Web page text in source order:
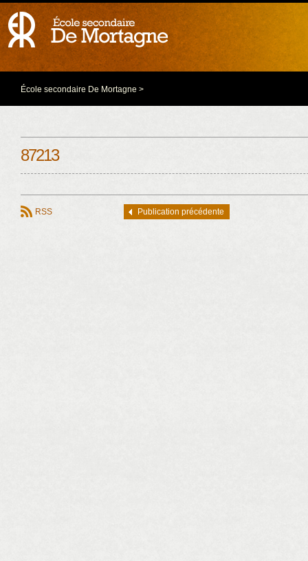
École secondaire De Mortagne >
87213
RSS Publication précédente